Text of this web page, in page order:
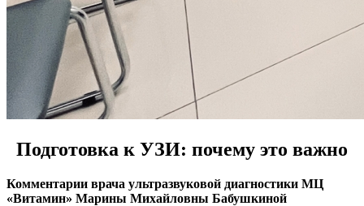
Подготовка к УЗИ: почему это важно
Комментарии врача ультразвуковой диагностики МЦ
«Витамин» Марины Михайловны Бабушкиной